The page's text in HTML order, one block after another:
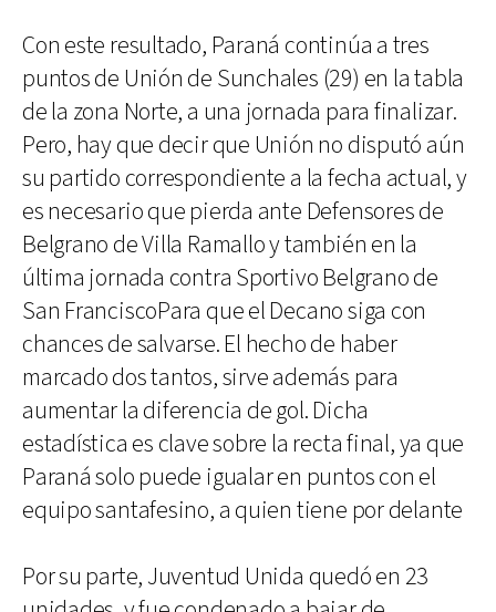
Con este resultado, Paraná continúa a tres
puntos de Unión de Sunchales (29) en la tabla
de la zona Norte, a una jornada para finalizar.
Pero, hay que decir que Unión no disputó aún
su partido correspondiente a la fecha actual, y
es necesario que pierda ante Defensores de
Belgrano de Villa Ramallo y también en la
última jornada contra Sportivo Belgrano de
San FranciscoPara que el Decano siga con
chances de salvarse. El hecho de haber
marcado dos tantos, sirve además para
aumentar la diferencia de gol. Dicha
estadística es clave sobre la recta final, ya que
Paraná solo puede igualar en puntos con el
equipo santafesino, a quien tiene por delante
Por su parte, Juventud Unida quedó en 23